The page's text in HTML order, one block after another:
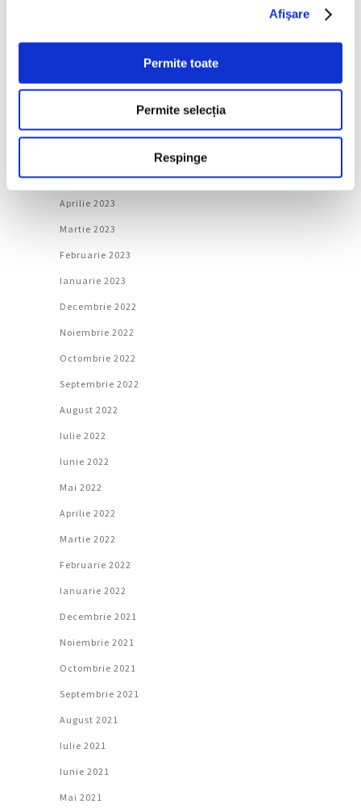
Afişare
Permite toate
Permite selecția
Respinge
Mai 2023
Aprilie 2023
Martie 2023
Februarie 2023
Ianuarie 2023
Decembrie 2022
Noiembrie 2022
Octombrie 2022
Septembrie 2022
August 2022
Iulie 2022
Iunie 2022
Mai 2022
Aprilie 2022
Martie 2022
Februarie 2022
Ianuarie 2022
Decembrie 2021
Noiembrie 2021
Octombrie 2021
Septembrie 2021
August 2021
Iulie 2021
Iunie 2021
Mai 2021